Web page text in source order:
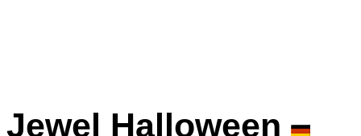
Jewel Halloween